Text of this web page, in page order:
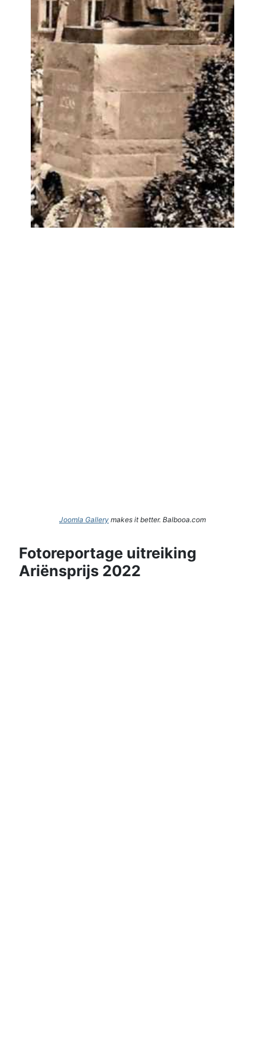
Joomla Gallery makes it better. Balbooa.com
Fotoreportage uitreiking
Ariënsprijs 2022